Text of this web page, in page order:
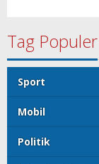
Tag Populer
Sport
Mobil
Politik